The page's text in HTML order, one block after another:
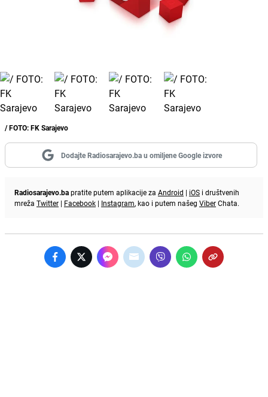
/ FOTO: FK Sarajevo
Dodajte Radiosarajevo.ba u omiljene Google izvore
Radiosarajevo.bapratite putem aplikacije za Android | iOS i društvenih
mreža Twitter | Facebook | Instagram, kao i putem našeg ViberChata.